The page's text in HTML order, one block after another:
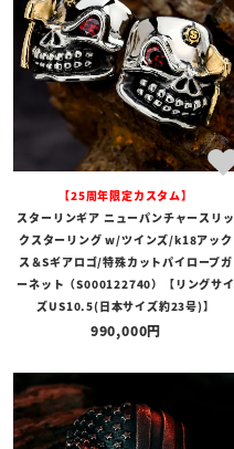
【25周年限定カスタム】
スターリンギア ニューパンチャースリッ
クスターリング w/ツインズ/k18アック
ス＆Sギアロゴ/特殊カットパイロープガ
ーネット（S000122740）【リングサイ
ズUS10.5(日本サイズ約23号)】
990,000